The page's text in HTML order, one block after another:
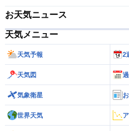
お天気ニュース
天気メニュー
天気予報 2
天気図
気象衛星
世界天気